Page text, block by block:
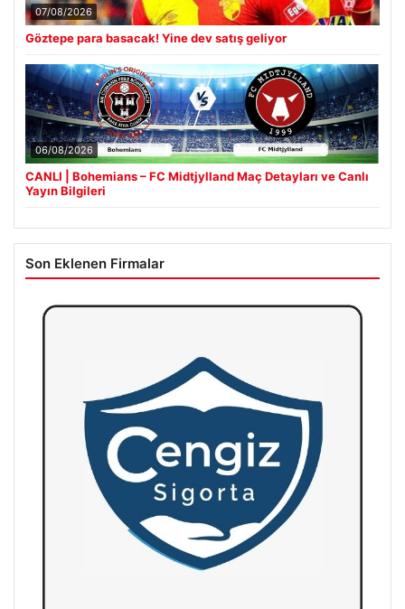
07/08/2026
Göztepe para basacak! Yine dev satış geliyor
06/08/2026
CANLI | Bohemians – FC Midtjylland Maç Detayları ve Canlı
Yayın Bilgileri
Son Eklenen Firmalar